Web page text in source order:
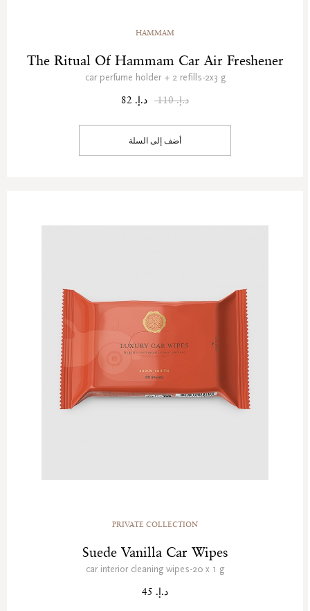
HAMMAM
The Ritual Of Hammam Car Air Freshener
car perfume holder + 2 refills-2x3 g
د.إ. 110 د.إ. 82
أضف إلى السلة
PRIVATE COLLECTION
Suede Vanilla Car Wipes
car interior cleaning wipes-20 x 1 g
د.إ. 45